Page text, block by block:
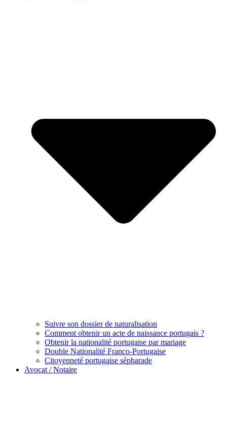
Suivre son dossier de naturalisation
Comment obtenir un acte de naissance portugais ?
Obtenir la nationalité portugaise par mariage
Double Nationalité Franco-Portugaise
Citoyenneté portugaise sépharade
Avocat / Notaire